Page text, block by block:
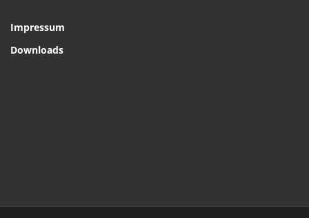
Impressum
Downloads